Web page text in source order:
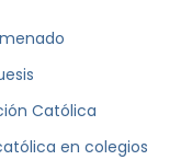
Católica
en colegios